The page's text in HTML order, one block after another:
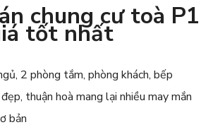
chung cư toà P1
tốt nhất
2 phòng tắm, phòng khách, bếp
thuận hoà mang lại nhiều may mắn
bản